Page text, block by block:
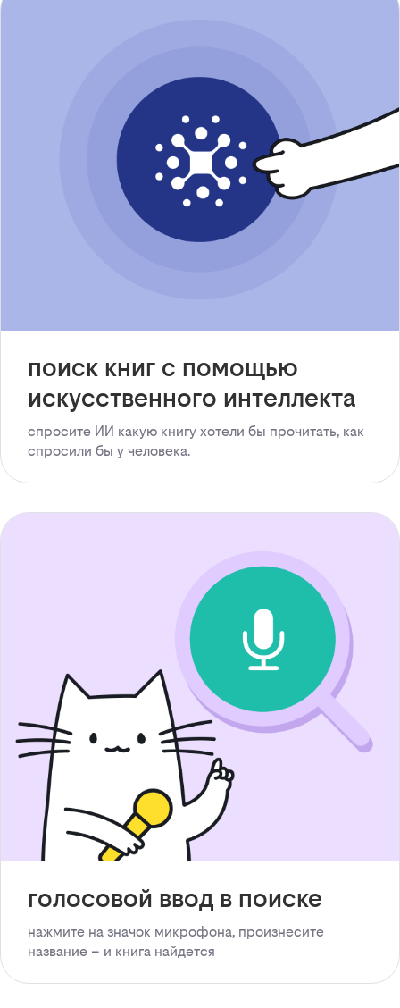
поиск книг с помощью
искусственного интеллекта
спросите ИИ какую книгу хотели бы прочитать, как
спросили бы у человека.
голосовой ввод в поиске
нажмите на значок микрофона, произнесите
название – и книга найдется